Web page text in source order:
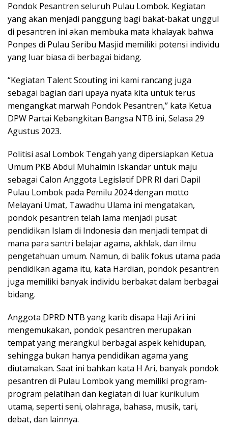
Pondok Pesantren seluruh Pulau Lombok. Kegiatan
yang akan menjadi panggung bagi bakat-bakat unggul
di pesantren ini akan membuka mata khalayak bahwa
Ponpes di Pulau Seribu Masjid memiliki potensi individu
yang luar biasa di berbagai bidang.
“Kegiatan Talent Scouting ini kami rancang juga
sebagai bagian dari upaya nyata kita untuk terus
mengangkat marwah Pondok Pesantren,” kata Ketua
DPW Partai Kebangkitan Bangsa NTB ini, Selasa 29
Agustus 2023.
Politisi asal Lombok Tengah yang dipersiapkan Ketua
Umum PKB Abdul Muhaimin Iskandar untuk maju
sebagai Calon Anggota Legislatif DPR RI dari Dapil
Pulau Lombok pada Pemilu 2024 dengan motto
Melayani Umat, Tawadhu Ulama ini mengatakan,
pondok pesantren telah lama menjadi pusat
pendidikan Islam di Indonesia dan menjadi tempat di
mana para santri belajar agama, akhlak, dan ilmu
pengetahuan umum. Namun, di balik fokus utama pada
pendidikan agama itu, kata Hardian, pondok pesantren
juga memiliki banyak individu berbakat dalam berbagai
bidang.
Anggota DPRD NTB yang karib disapa Haji Ari ini
mengemukakan, pondok pesantren merupakan
tempat yang merangkul berbagai aspek kehidupan,
sehingga bukan hanya pendidikan agama yang
diutamakan. Saat ini bahkan kata H Ari, banyak pondok
pesantren di Pulau Lombok yang memiliki program-
program pelatihan dan kegiatan di luar kurikulum
utama, seperti seni, olahraga, bahasa, musik, tari,
debat, dan lainnya.